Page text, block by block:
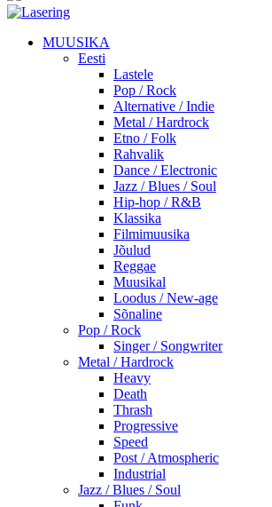
MUUSIKA
Eesti
Lastele
Pop / Rock
Alternative / Indie
Metal / Hardrock
Etno / Folk
Rahvalik
Dance / Electronic
Jazz / Blues / Soul
Hip-hop / R&B
Klassika
Filmimuusika
Jõulud
Reggae
Muusikal
Loodus / New-age
Sõnaline
Pop / Rock
Singer / Songwriter
Metal / Hardrock
Heavy
Death
Thrash
Progressive
Speed
Post / Atmospheric
Industrial
Jazz / Blues / Soul